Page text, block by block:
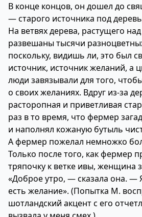
В конце концов, он дошел до
— старого источника под
На ветвях дерева, растущего
развешаны тысячи
поскольку, видишь ли, это был
источник, источник желаний, а
люди завязывали для того,
о своих желаниях. Вдруг из-за
расторопная и приветливая
раз в то время, что фермер
и наполнял кожаную бутыль
А фермер пожелал немножко
Только после того, как фермер
тряпочку к ветке ивы, женщина
«Доброе утро, — сказала она. —
есть желание». (Попытка М.
шотландский акцент с его